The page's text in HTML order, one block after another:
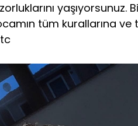
yaşıyorsunuz.
tüm kurallarına